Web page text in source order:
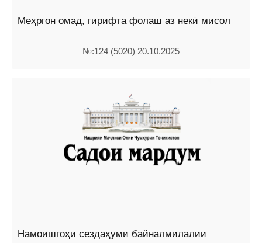
Меҳргон омад, гирифта фолаш аз некӣ мисол
№:124 (5020) 20.10.2025
Намоишгоҳи сездаҳуми байналмилалии